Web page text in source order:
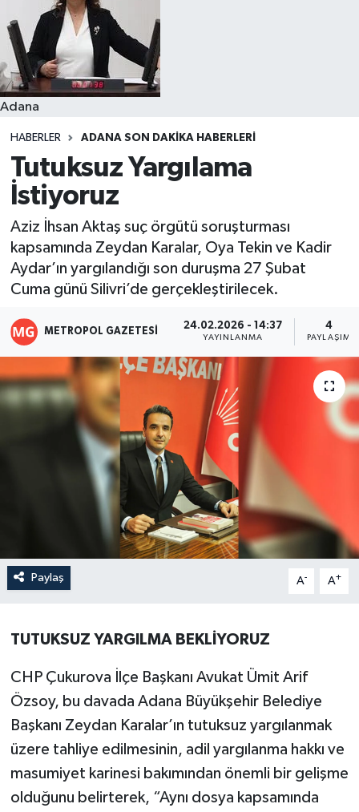
Adana
HABERLER ADANA SON DAKIKA HABERLERI
Tutuksuz Yargılama
İstiyoruz
Aziz İhsan Aktaş suç örgütü soruşturması
kapsamında Zeydan Karalar, Oya Tekin ve Kadir
Aydar’ın yargılandığı son duruşma 27 Şubat
Cuma günü Silivri’de gerçekleştirilecek.
METROPOL GAZETESI 24.02.2026 - 14:37
YAYINLANMA
4
PAYLAŞIM
Paylaş A- A+
TUTUKSUZ YARGILMA BEKLİYORUZ
CHP Çukurova İlçe Başkanı Avukat Ümit Arif
Özsoy, bu davada Adana Büyükşehir Belediye
Başkanı Zeydan Karalar’ın tutuksuz yargılanmak
üzere tahliye edilmesinin, adil yargılanma hakkı ve
masumiyet karinesi bakımından önemli bir gelişme
olduğunu belirterek, “Aynı dosya kapsamında
Resmi İlanlar